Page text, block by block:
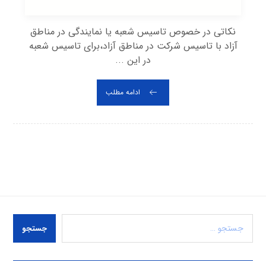
نکاتی در خصوص تاسیس شعبه یا نمایندگی در مناطق
آزاد با تاسیس شرکت در مناطق آزاد،برای تاسیس شعبه
در این ...
ادامه مطلب
جستجو